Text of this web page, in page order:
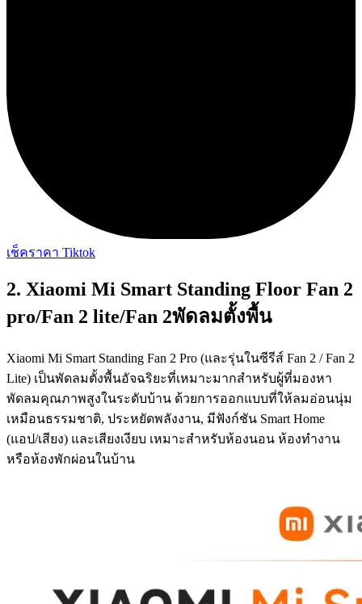
เช็คราคา Tiktok
2. Xiaomi Mi Smart Standing Floor Fan 2
pro/Fan 2 lite/Fan 2พัดลมตั้งพื้น
Xiaomi Mi Smart Standing Fan 2 Pro (และรุ่นในซีรีส์ Fan 2 / Fan 2
Lite) เป็นพัดลมตั้งพื้นอัจฉริยะที่เหมาะมากสำหรับผู้ที่มองหา
พัดลมคุณภาพสูงในระดับบ้าน ด้วยการออกแบบที่ให้ลมอ่อนนุ่ม
เหมือนธรรมชาติ, ประหยัดพลังงาน, มีฟังก์ชัน Smart Home
(แอป/เสียง) และเสียงเงียบ เหมาะสำหรับห้องนอน ห้องทำงาน
หรือห้องพักผ่อนในบ้าน